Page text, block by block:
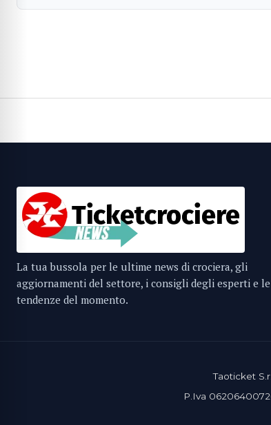
La tua bussola per le ultime news di crociera, gli
aggiornamenti del settore, i consigli degli esperti e le
tendenze del momento.
Taoticket
P.Iva